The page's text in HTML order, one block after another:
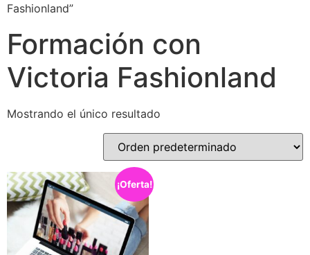
Fashionland”
Formación con
Victoria Fashionland
Mostrando el único resultado
¡Oferta!